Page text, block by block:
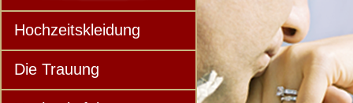
Hochzeitskleidung
Die Trauung